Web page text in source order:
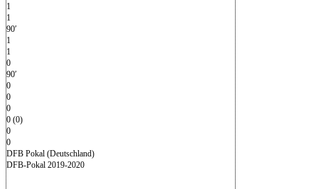
1
1
90′
1
1
0
90′
0
0
0
0 (0)
0
0
DFB Pokal (Deutschland)
DFB-Pokal 2019-2020